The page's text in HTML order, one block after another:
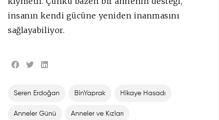
insanın kendi gücüne yeniden inanmasını
sağlayabiliyor.
Seren Erdoğan BinYaprak Hikaye Hasadı
Anneler Günü Anneler ve Kızları